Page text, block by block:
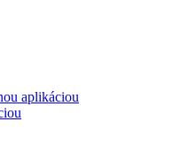
aplikáciou